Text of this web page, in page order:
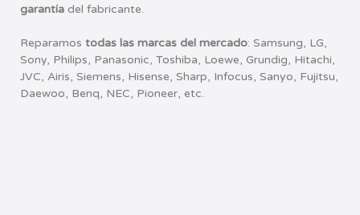
garantía del fabricante.
Reparamos todas las marcas del mercado: Samsung, LG,
Sony, Philips, Panasonic, Toshiba, Loewe, Grundig, Hitachi,
JVC, Airis, Siemens, Hisense, Sharp, Infocus, Sanyo, Fujitsu,
Daewoo, Benq, NEC, Pioneer, etc.